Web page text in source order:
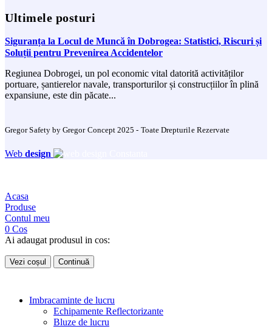
Ultimele posturi
Siguranța la Locul de Muncă în Dobrogea: Statistici, Riscuri și
Soluții pentru Prevenirea Accidentelor
Regiunea Dobrogei, un pol economic vital datorită activităților
portuare, șantierelor navale, transporturilor și construcțiilor în plină
expansiune, este din păcate...
Gregor Safety by Gregor Concept 2025 - Toate Drepturile Rezervate
Web design
Acasa
Produse
Contul meu
0 Cos
Ai adaugat produsul in cos:
Vezi coșul Continuă
Imbracaminte de lucru
Echipamente Reflectorizante
Bluze de lucru